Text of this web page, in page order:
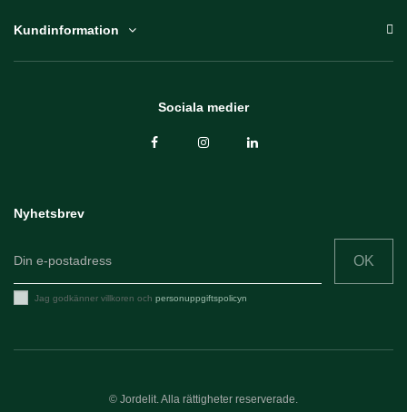
Kundinformation
Sociala medier
Nyhetsbrev
OK
Jag godkänner villkoren och personuppgiftspolicyn
© Jordelit. Alla rättigheter reserverade.